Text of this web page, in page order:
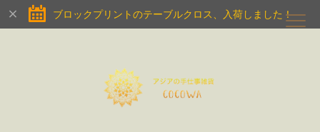
ブロックプリントのテーブルクロス、入荷しました！